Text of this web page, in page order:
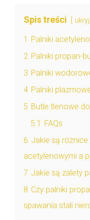
Spis treści ukryj
1 Palniki
2 Palniki propan-
3 Palniki
4 Palniki
5 Butle tlenowe
5.1 FAQs
6 Jakie są
acetylenowymi a
7 Jakie są zalety
8 Czy palniki
spawania stali